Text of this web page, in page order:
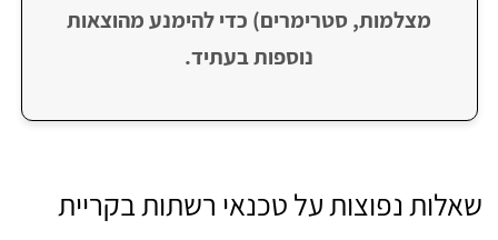
מצלמות, סטרימרים) כדי להימנע מהוצאות
נוספות בעתיד.
​שאלות נפוצות על טכנאי רשתות בקריית